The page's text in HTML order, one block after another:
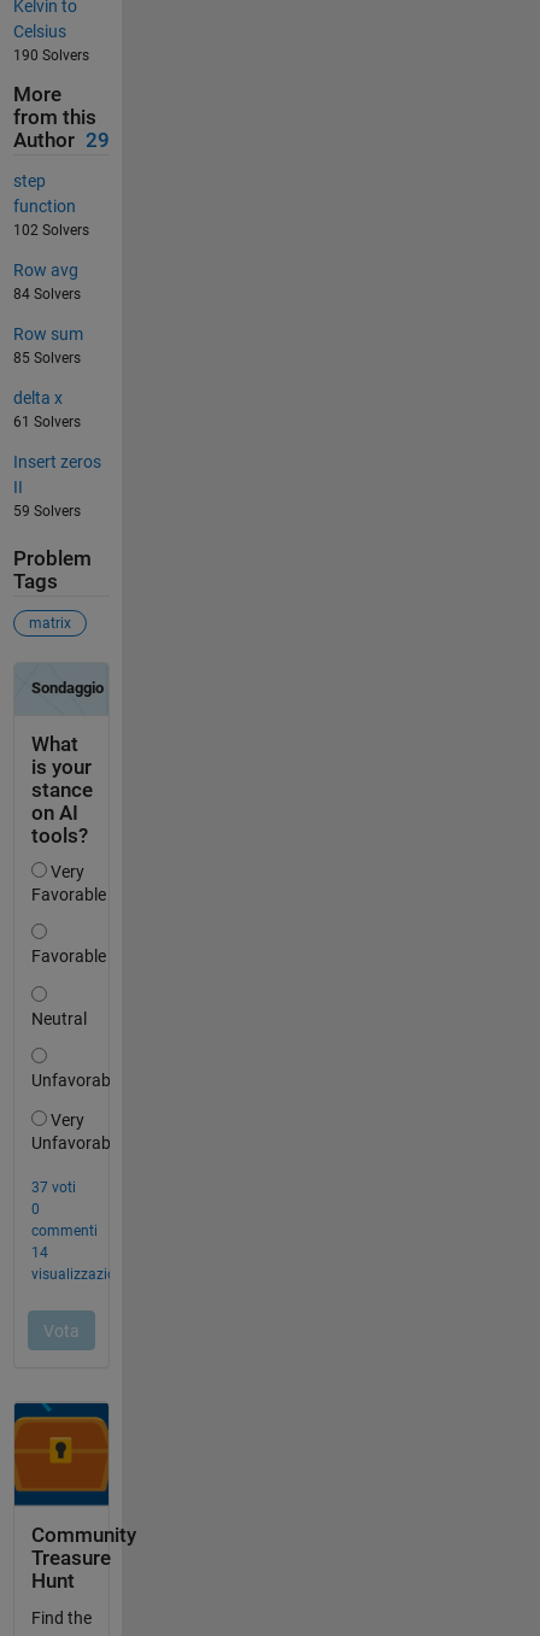
Kelvin to
Celsius
190 Solvers
More
from this
Author 29
step
function
102 Solvers
Row avg
84 Solvers
Row sum
85 Solvers
delta x
61 Solvers
Insert zeros
II
59 Solvers
Problem
Tags
matrix
Community
Treasure
Hunt
Find the